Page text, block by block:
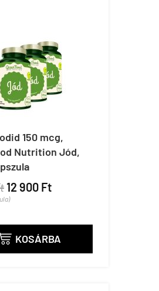
150 mcg,
Nutrition Jód,
12 900 Ft
 KOSÁRBA